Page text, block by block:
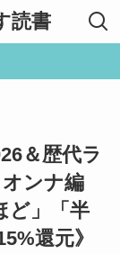
読書
＆歴代ラ
ンナ編
ど」「半
還元》